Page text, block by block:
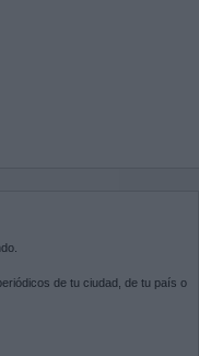
de tu ciudad, de tu país o